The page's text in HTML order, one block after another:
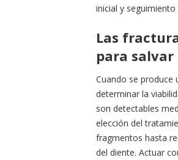
inicial y
Las
para
Cuando se produce
determinar la
son detectables
elección del
fragmentos hasta
del diente. Actuar